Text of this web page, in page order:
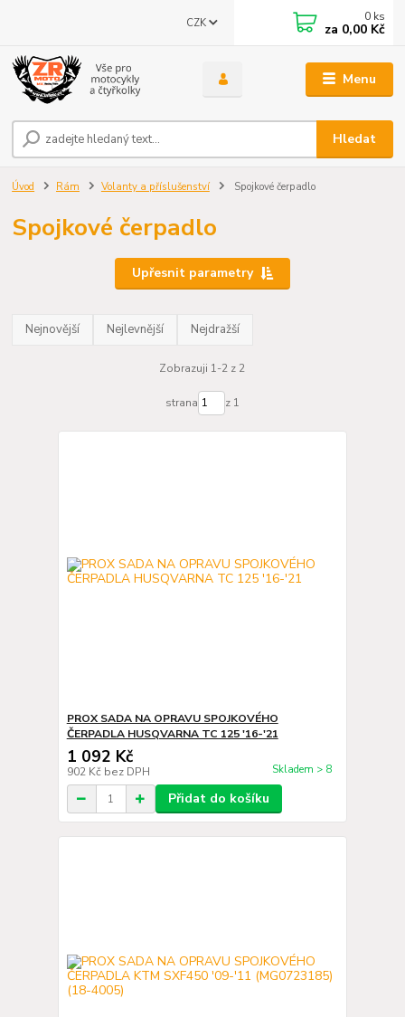
Menu
CZK
Hledat
0 ks
za 0,00 Kč
Úvod Rám Volanty a příslušenství Spojkové čerpadlo
Spojkové čerpadlo
Upřesnit parametry
Nejnovější Nejlevnější Nejdražší
Zobrazuji 1-2 z 2
strana z 1
PROX SADA NA OPRAVU SPOJKOVÉHO
ČERPADLA HUSQVARNA TC 125 '16-'21
1 092 Kč
902 Kč bez DPH Skladem > 8
Přidat do košíku